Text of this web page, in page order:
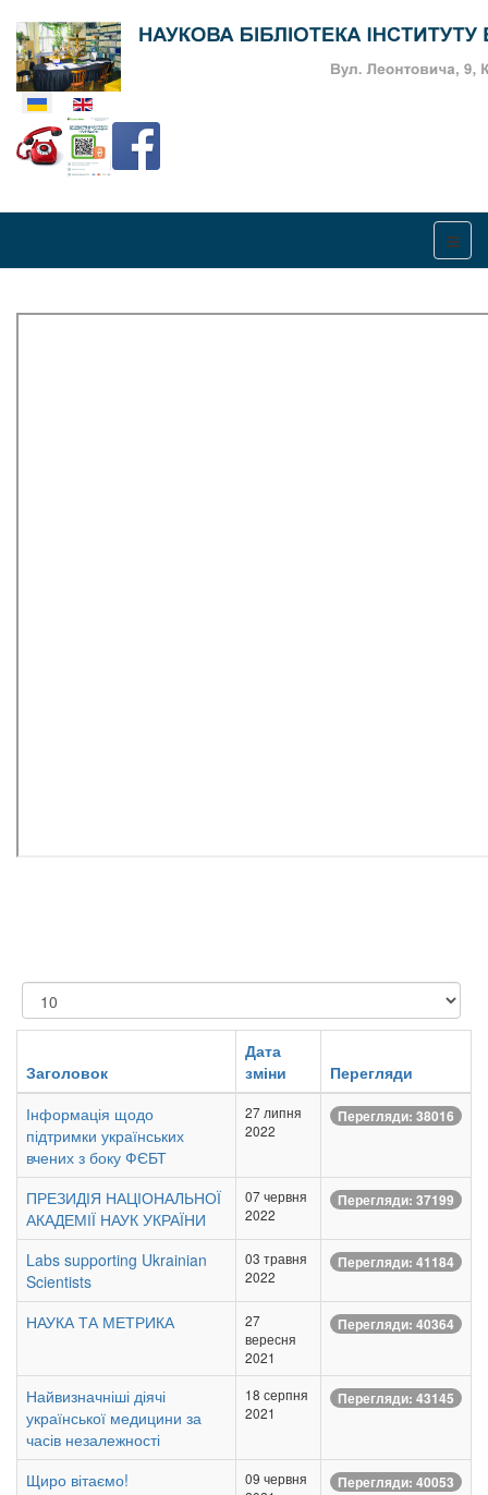
Оберіть свою мову
Показувати
Заголовок
Дата
зміни
Перегляди
Інформація щодо
підтримки українських
вчених з боку ФЄБТ
27 липня
2022
Перегляди: 38016
ПРЕЗИДІЯ НАЦІОНАЛЬНОЇ
АКАДЕМІЇ НАУК УКРАЇНИ
07 червня
2022
Перегляди: 37199
Labs supporting Ukrainian
Scientists
03 травня
2022
Перегляди: 41184
НАУКА ТА МЕТРИКА
27
вересня
2021
Перегляди: 40364
Найвизначніші діячі
української медицини за
часів незалежності
18 серпня
2021
Перегляди: 43145
Щиро вітаємо!
09 червня
Перегляди: 40053